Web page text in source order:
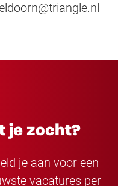
je zocht?
je aan voor een
vacatures per